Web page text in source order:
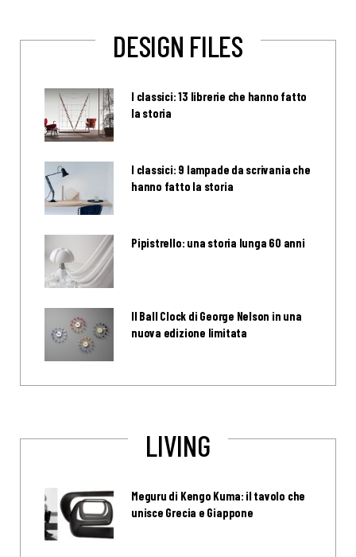
DESIGN FILES
I classici: 13 librerie che hanno fatto
la storia
I classici: 9 lampade da scrivania che
hanno fatto la storia
Pipistrello: una storia lunga 60 anni
Il Ball Clock di George Nelson in una
nuova edizione limitata
LIVING
Meguru di Kengo Kuma: il tavolo che
unisce Grecia e Giappone